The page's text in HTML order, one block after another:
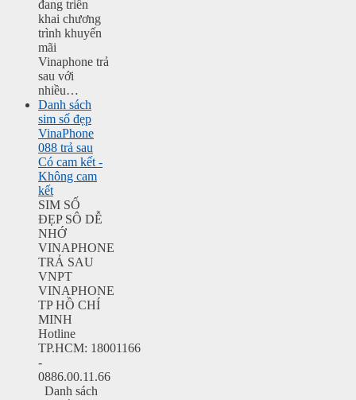
đang triển
khai chương
trình khuyến
mãi
Vinaphone trả
sau với
nhiều…
Danh sách
sim số đẹp
VinaPhone
088 trả sau
Có cam kết -
Không cam
kết
SIM SỐ
ĐẸP SÔ DỄ
NHỚ
VINAPHONE
TRẢ SAU
VNPT
VINAPHONE
TP HỒ CHÍ
MINH
Hotline
TP.HCM: 18001166
-
0886.00.11.66
Danh sách